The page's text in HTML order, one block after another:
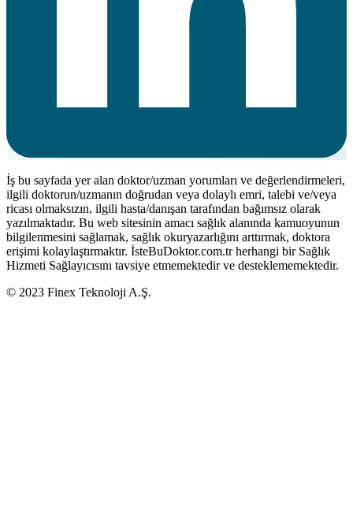
İş bu sayfada yer alan doktor/uzman yorumları ve değerlendirmeleri,
ilgili doktorun/uzmanın doğrudan veya dolaylı emri, talebi ve/veya
ricası olmaksızın, ilgili hasta/danışan tarafından bağımsız olarak
yazılmaktadır. Bu web sitesinin amacı sağlık alanında kamuoyunun
bilgilenmesini sağlamak, sağlık okuryazarlığını arttırmak, doktora
erişimi kolaylaştırmaktır. İsteBuDoktor.com.tr herhangi bir Sağlık
Hizmeti Sağlayıcısını tavsiye etmemektedir ve desteklememektedir.
© 2023 Finex Teknoloji A.Ş.